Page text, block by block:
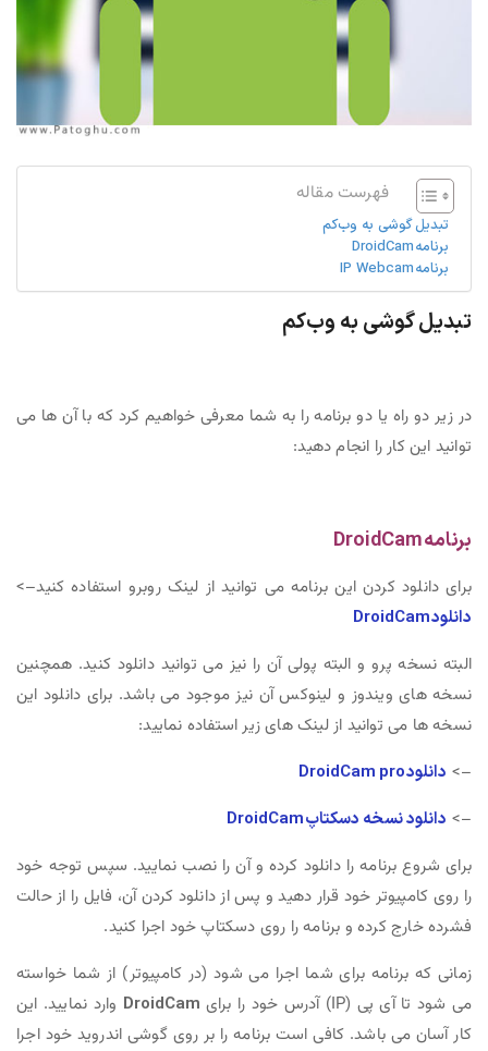
فهرست مقاله
تبدیل گوشی به وب‌کم
برنامه DroidCam
برنامه IP Webcam
تبدیل گوشی به وب‌کم
در زیر دو راه یا دو برنامه را به شما معرفی خواهیم کرد که با آن ها می
توانید این کار را انجام دهید:
برنامه DroidCam
برای دانلود کردن این برنامه می توانید از لینک روبرو استفاده کنید–>
دانلود DroidCam
البته نسخه پرو و البته پولی آن را نیز می توانید دانلود کنید. همچنین
نسخه های ویندوز و لینوکس آن نیز موجود می باشد. برای دانلود این
نسخه ها می توانید از لینک های زیر استفاده نمایید:
–> دانلود DroidCam pro
–> دانلود نسخه دسکتاپ DroidCam
برای شروع برنامه را دانلود کرده و آن را نصب نمایید. سپس توجه خود
را روی کامپیوتر خود قرار دهید و پس از دانلود کردن آن، فایل را از حالت
فشرده خارج کرده و برنامه را روی دسکتاپ خود اجرا کنید.
زمانی که برنامه برای شما اجرا می شود (در کامپیوتر) از شما خواسته
می شود تا آی پی (IP) آدرس خود را برای
DroidCam وارد نمایید. این
کار آسان می باشد. کافی است برنامه را بر روی گوشی اندروید خود اجرا